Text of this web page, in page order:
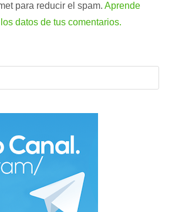
para reducir el spam.Aprende
datos de tus comentarios.